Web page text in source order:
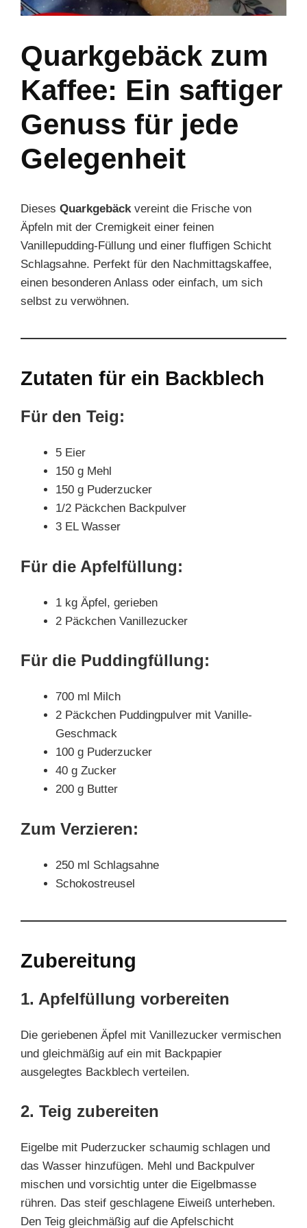
Quarkgebäck zum
Kaffee: Ein saftiger
Genuss für jede
Gelegenheit
Dieses Quarkgebäckvereint die Frische von
Äpfeln mit der Cremigkeit einer feinen
Vanillepudding-Füllung und einer fluffigen Schicht
Schlagsahne. Perfekt für den Nachmittagskaffee,
einen besonderen Anlass oder einfach, um sich
selbst zu verwöhnen.
Zutaten für ein Backblech
Für den Teig:
5 Eier
150 g Mehl
150 g Puderzucker
1/2 Päckchen Backpulver
3 EL Wasser
Für die Apfelfüllung:
1 kg Äpfel, gerieben
2 Päckchen Vanillezucker
Für die Puddingfüllung:
700 ml Milch
2 Päckchen Puddingpulver mit Vanille-
Geschmack
100 g Puderzucker
40 g Zucker
200 g Butter
Zum Verzieren:
250 ml Schlagsahne
Schokostreusel
Zubereitung
1. Apfelfüllung vorbereiten
Die geriebenen Äpfel mit Vanillezucker vermischen
und gleichmäßig auf ein mit Backpapier
ausgelegtes Backblech verteilen.
2. Teig zubereiten
Eigelbe mit Puderzucker schaumig schlagen und
das Wasser hinzufügen. Mehl und Backpulver
mischen und vorsichtig unter die Eigelbmasse
rühren. Das steif geschlagene Eiweiß unterheben.
Den Teig gleichmäßig auf die Apfelschicht